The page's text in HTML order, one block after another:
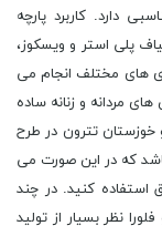
دارد. کاربرد پارچه
پلی استر و ویسکوز،
های مختلف انجام می
مردانه و زنانه ساده
و خوزستان تترون در طرح
که در این صورت می
استفاده کنید. در چند
نظر بسیار از تولید